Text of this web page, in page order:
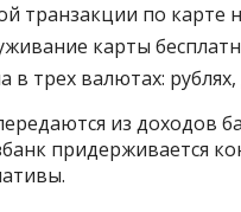
транзакции по карте
карты
в трех валютах:
из доходов
придерживается